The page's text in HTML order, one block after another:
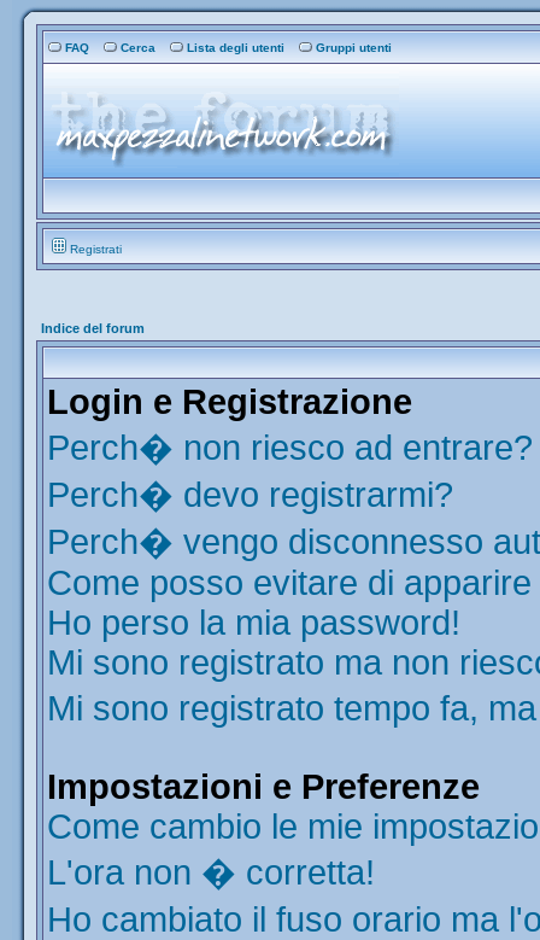
FAQ Cerca Lista degli utenti Gruppi utenti
Registrati
Indice del forum
Login e Registrazione
Perch� non riesco ad entrare?
Perch� devo registrarmi?
Perch� vengo disconnesso
Come posso evitare di
Ho perso la mia password!
Mi sono registrato ma non
Mi sono registrato tempo fa,
Impostazioni e Preferenze
Come cambio le mie
L'ora non � corretta!
Ho cambiato il fuso orario ma